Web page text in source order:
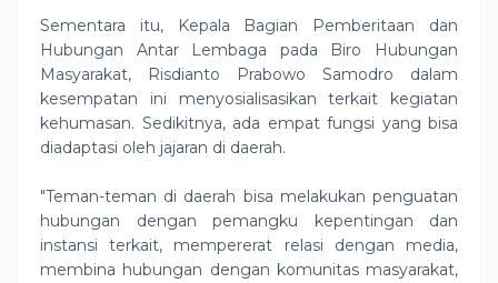
Sementara itu, Kepala Bagian Pemberitaan dan
Hubungan Antar Lembaga pada Biro Hubungan
Masyarakat, Risdianto Prabowo Samodro dalam
kesempatan ini menyosialisasikan terkait kegiatan
kehumasan. Sedikitnya, ada empat fungsi yang bisa
diadaptasi oleh jajaran di daerah.
"Teman-teman di daerah bisa melakukan penguatan
hubungan dengan pemangku kepentingan dan
instansi terkait, mempererat relasi dengan media,
membina hubungan dengan komunitas masyarakat,